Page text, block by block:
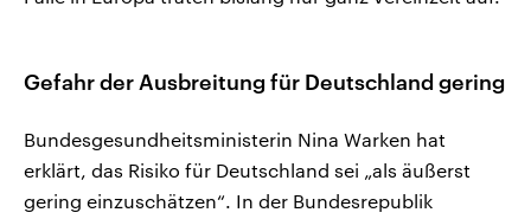
Gefahr der Ausbreitung für Deutschland gering
Bundesgesundheitsministerin Nina Warken hat
erklärt, das Risiko für Deutschland sei „als äußerst
gering einzuschätzen“. In der Bundesrepublik